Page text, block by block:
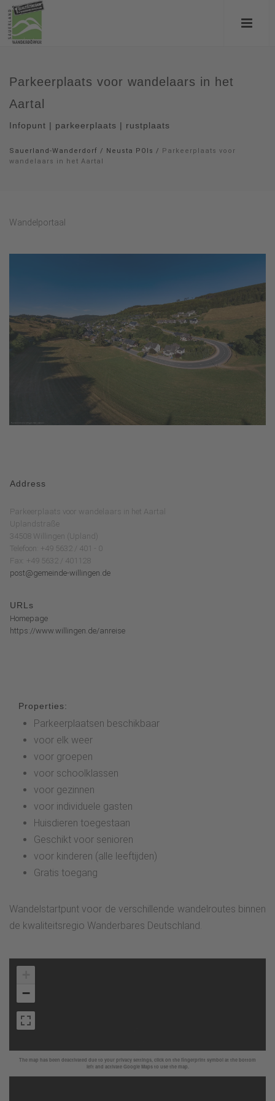
Parkeerplaats voor wandelaars in het
Aartal
Infopunt | parkeerplaats | rustplaats
Sauerland-Wanderdorf / Neusta POIs / Parkeerplaats voor
wandelaars in het Aartal
Wandelportaal
Address
Parkeerplaats voor wandelaars in het Aartal
Uplandstraße
34508 Willingen (Upland)
Telefoon: +49 5632 / 401 - 0
Fax: +49 5632 / 401128
post@gemeinde-willingen.de
URLs
Homepage
https://www.willingen.de/anreise
Properties:
Parkeerplaatsen beschikbaar
voor elk weer
voor groepen
voor schoolklassen
voor gezinnen
voor individuele gasten
Huisdieren toegestaan
Geschikt voor senioren
voor kinderen (alle leeftijden)
Gratis toegang
Wandelstartpunt voor de verschillende wandelroutes binnen
de kwaliteitsregio Wanderbares Deutschland.
The map has been deactivated due to your privacy settings, click on the fingerprint symbol at the bottom
left and activate Google Maps to use the map.
−